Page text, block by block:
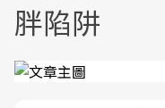
胖陷阱